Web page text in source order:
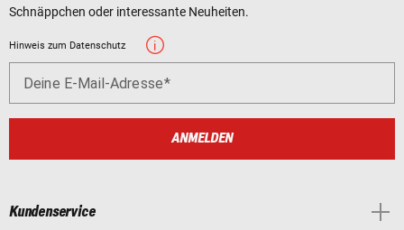
Schnäppchen oder interessante Neuheiten.
Hinweis zum Datenschutz
Deine E-Mail-Adresse
ANMELDEN
Kundenservice